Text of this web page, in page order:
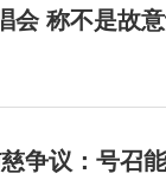
会 称不是故
争议：号召